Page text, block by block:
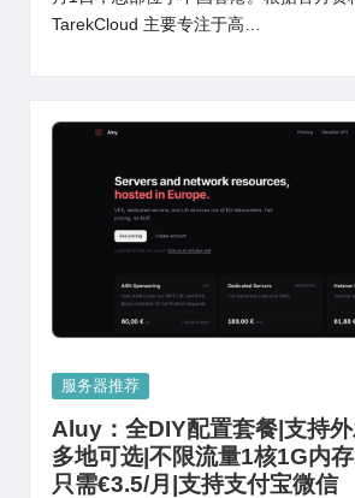
TarekCloud 主要专注于高…
Posted
服务器推荐
Aluy：全DIY配置套餐|支持
多地可选|不限流量1核1G内
只需€3.5/月|支持支付宝微信